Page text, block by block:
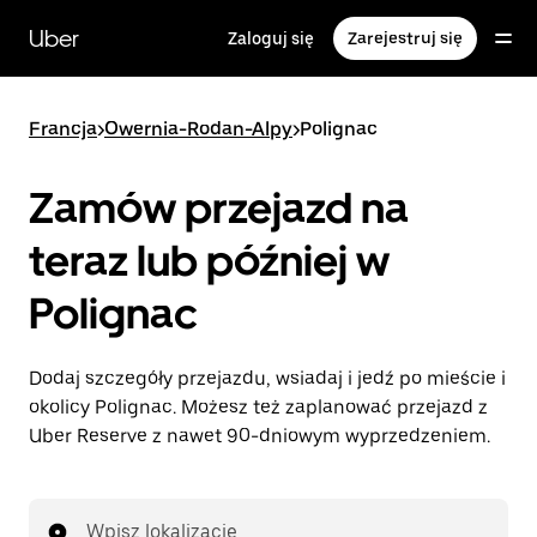
głównej
zawartości
Uber Zaloguj się Zarejestruj się
Francja>Owernia-Rodan-Alpy>Polignac
Zamów przejazd na
teraz lub później w
Polignac
Dodaj szczegóły przejazdu, wsiadaj i jedź po mieście i
okolicy Polignac. Możesz też zaplanować przejazd z
Uber Reserve z nawet 90-dniowym wyprzedzeniem.
Wpisz lokalizację